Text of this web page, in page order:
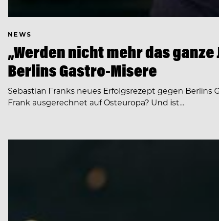
NEWS
„Werden nicht mehr das
Berlins Gastro-Misere
Sebastian Franks neues Erfolgsrezept gegen
Frank ausgerechnet auf Osteuropa? Und ist…